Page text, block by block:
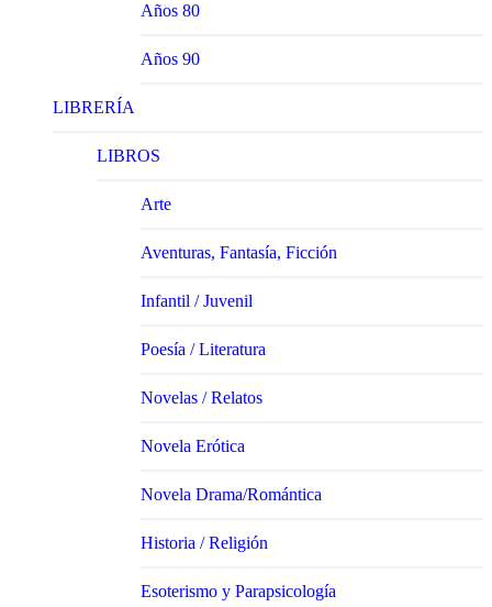
Años 80
Años 90
LIBRERÍA
LIBROS
Arte
Aventuras, Fantasía, Ficción
Infantil / Juvenil
Poesía / Literatura
Novelas / Relatos
Novela Erótica
Novela Drama/Romántica
Historia / Religión
Esoterismo y Parapsicología